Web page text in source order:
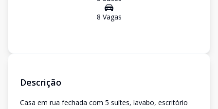
8 Vagas
Descrição
Casa em rua fechada com 5 suítes, lavabo, escritório